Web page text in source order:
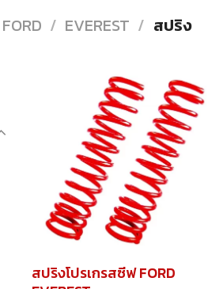
FORD / EVEREST / สปริง
สปริงโปรเกรสซีฟ FORD